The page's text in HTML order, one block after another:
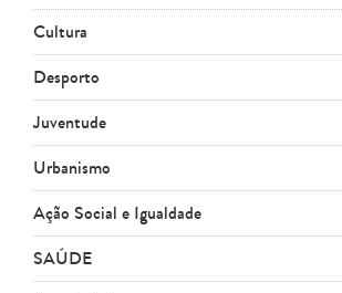
Cultura
Desporto
Juventude
Urbanismo
Ação Social e Igualdade
SAÚDE